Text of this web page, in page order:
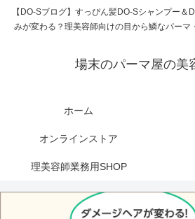
【DO-Sブログ】すっぴん髪DO-Sシャンプー＆
みが変わる？理美容師向けの目から鱗なパーマ
場末のパーマ屋の美
ホーム
オンラインストア
理美容師業務用SHOP